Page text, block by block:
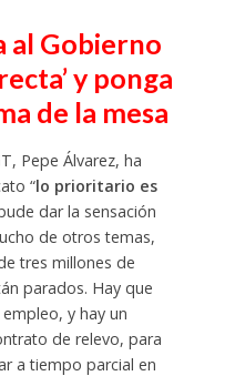
al Gobierno
y ponga
de la mesa
Pepe Álvarez, ha
“lo prioritario es
dar la sensación
de otros temas,
tres millones de
parados. Hay que
y hay un
de relevo, para
a tiempo parcial en